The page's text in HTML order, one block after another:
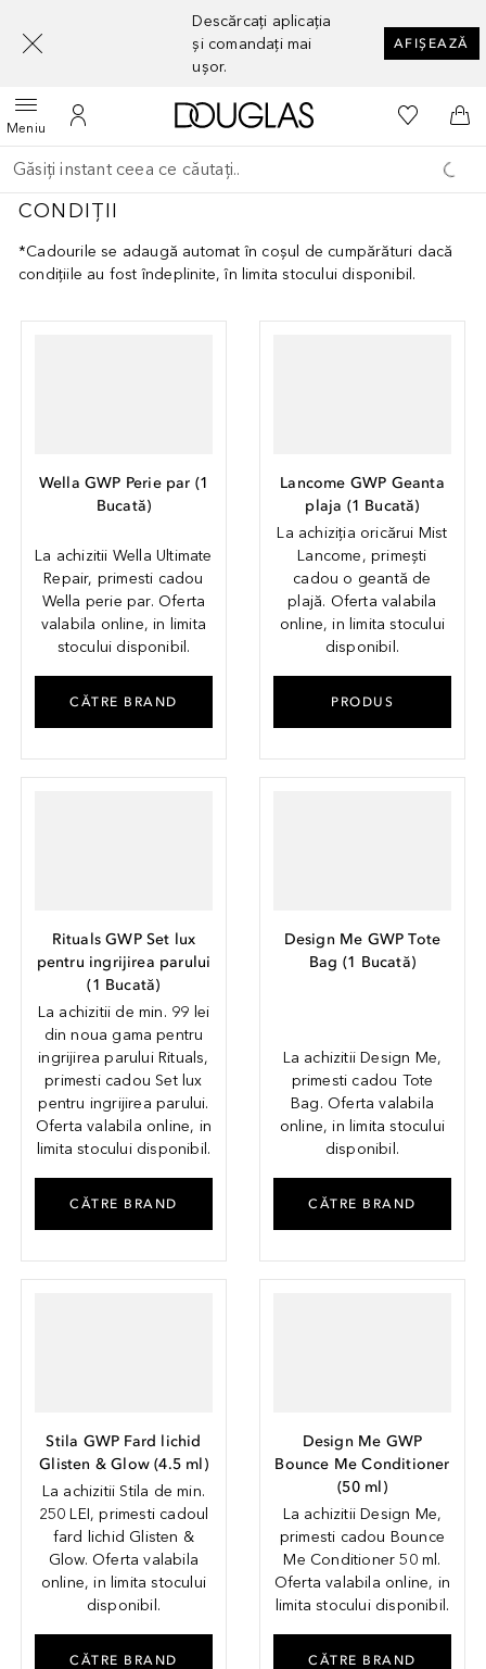
Descărcați aplicația
și comandați mai
ușor.
AFIȘEAZĂ
MeniuDeschide meniulCătre Contul meu
Către pagina principală
Către
Înapoi
Executați căutarea
CONDIȚII
*Cadourile se adaugă automat în coșul de cumpărături dacă
condițiile au fost îndeplinite, în limita stocului disponibil.
Wella GWP Perie par (1
Bucată)
La achizitii Wella Ultimate
Repair, primesti cadou
Wella perie par. Oferta
valabila online, in limita
stocului disponibil.
CĂTRE BRAND
Lancome GWP Geanta
plaja (1 Bucată)
La achiziția oricărui Mist
Lancome, primești
cadou o geantă de
plajă. Oferta valabila
online, in limita stocului
disponibil.
PRODUS
Rituals GWP Set lux
pentru ingrijirea parului
(1 Bucată)
La achizitii de min. 99 lei
din noua gama pentru
ingrijirea parului Rituals,
primesti cadou Set lux
pentru ingrijirea parului.
Oferta valabila online, in
limita stocului disponibil.
CĂTRE BRAND
Design Me GWP Tote
Bag (1 Bucată)
La achizitii Design Me,
primesti cadou Tote
Bag. Oferta valabila
online, in limita stocului
disponibil.
CĂTRE BRAND
Stila GWP Fard lichid
Glisten & Glow (4.5 ml)
La achizitii Stila de min.
250 LEI, primesti cadoul
fard lichid Glisten &
Glow. Oferta valabila
online, in limita stocului
disponibil.
CĂTRE BRAND
Design Me GWP
Bounce Me Conditioner
(50 ml)
La achizitii Design Me,
primesti cadou Bounce
Me Conditioner 50 ml.
Oferta valabila online, in
limita stocului disponibil.
CĂTRE BRAND